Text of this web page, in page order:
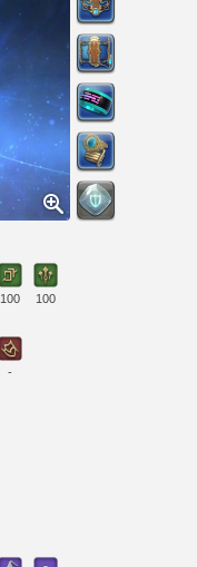
100 100
-